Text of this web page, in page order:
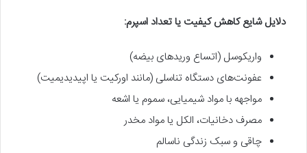
دلایل شایع کاهش کیفیت یا تعداد اسپرم:
واریکوسل (اتساع وریدهای بیضه)
عفونت‌های دستگاه تناسلی (مانند اورکیت یا اپیدیدیمیت)
مواجهه با مواد شیمیایی، سموم یا اشعه
مصرف دخانیات، الکل یا مواد مخدر
چاقی و سبک زندگی ناسالم